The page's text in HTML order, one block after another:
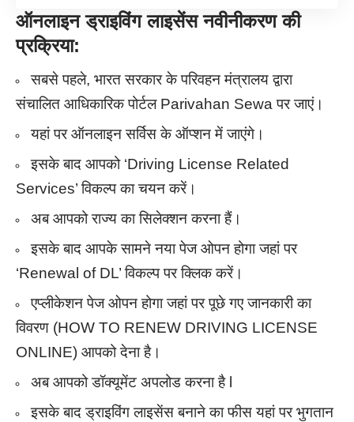
ऑनलाइन ड्राइविंग लाइसेंस नवीनीकरण की
प्रक्रिया:
सबसे पहले, भारत सरकार के परिवहन मंत्रालय द्वारा
संचालित आधिकारिक पोर्टल Parivahan Sewa पर जाएं।
यहां पर ऑनलाइन सर्विस के ऑप्शन में जाएंगे।
इसके बाद आपको ‘Driving License Related
Services’ विकल्प का चयन करें।
अब आपको राज्य का सिलेक्शन करना हैं।
इसके बाद आपके सामने नया पेज ओपन होगा जहां पर
‘Renewal of DL’ विकल्प पर क्लिक करें।
एप्लीकेशन पेज ओपन होगा जहां पर पूछे गए जानकारी का
विवरण (HOW TO RENEW DRIVING LICENSE
ONLINE) आपको देना है।
अब आपको डॉक्यूमेंट अपलोड करना है l
इसके बाद ड्राइविंग लाइसेंस बनाने का फीस यहां पर भुगतान